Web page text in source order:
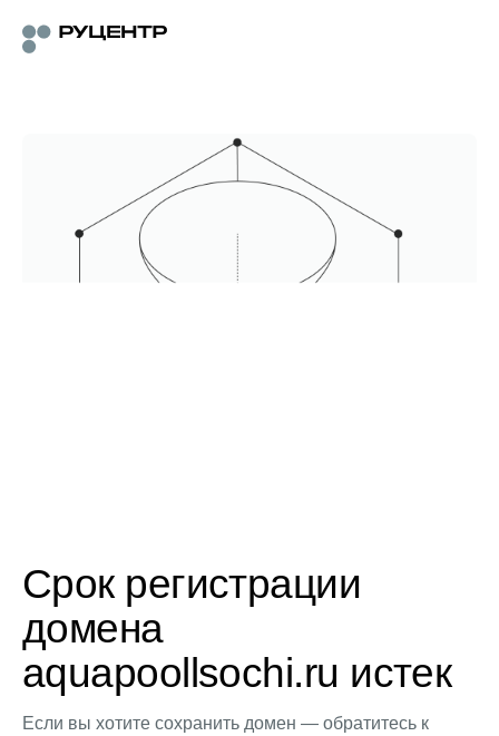
Срок регистрации
домена
aquapoollsochi.ru истек
Если вы хотите сохранить домен — обратитесь к